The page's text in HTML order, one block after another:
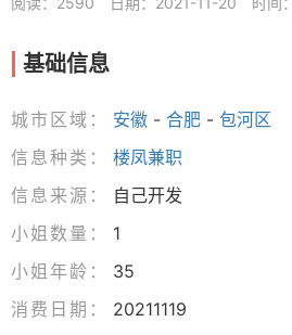
基础信息
城市区域： 安徽 - 合肥 - 包河区
信息种类：
楼凤兼职
信息来源：
自己开发
小姐数量：
1
小姐年龄：
35
消费日期：
20211119